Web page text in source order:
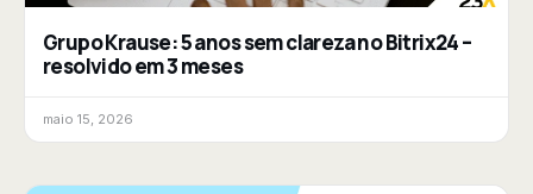
Grupo Krause: 5 anos sem clareza no Bitrix24 –
resolvido em 3 meses
maio 15, 2026